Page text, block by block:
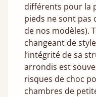
différents pour la
pieds ne sont pas
de nos modèles).
changeant de
l’intégrité de sa
arrondis est
risques de choc
chambres de